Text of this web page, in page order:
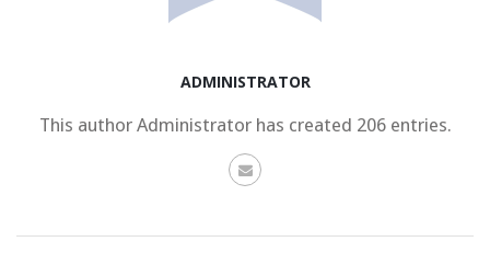
ADMINISTRATOR
This author Administrator has created 206 entries.